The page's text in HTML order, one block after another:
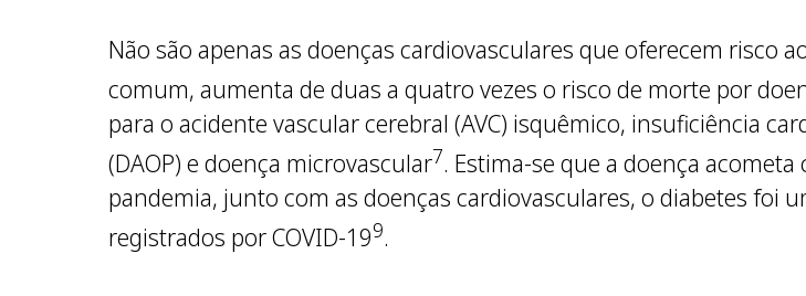
Não são apenas as doenças cardiovasculares que oferecem risco
comum, aumenta de duas a quatro vezes o risco de morte por
para o acidente vascular cerebral (AVC) isquêmico, insuficiência
(DAOP) e doença microvascular7. Estima-se que a doença
pandemia, junto com as doenças cardiovasculares, o diabetes foi
registrados por COVID-199.